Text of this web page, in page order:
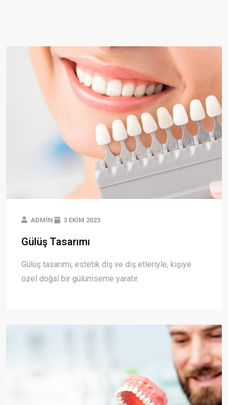
ADMIN 3 EKIM 2023
Gülüş Tasarımı
Gülüş tasarımı, estetik diş ve diş etleriyle, kişiye
özel doğal bir gülümseme yaratır.